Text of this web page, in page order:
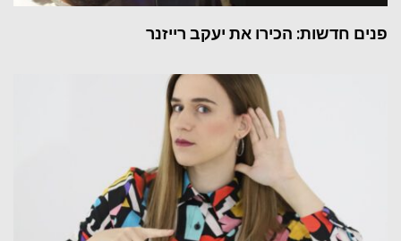
פנים חדשות: הכירו את יעקב רייזנר